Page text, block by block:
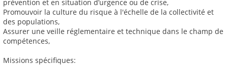
prévention et en situation d’urgence ou de crise,
Promouvoir la culture du risque à l'échelle de la collectivité et
des populations,
Assurer une veille réglementaire et technique dans le champ de
compétences,
Missions spécifiques: